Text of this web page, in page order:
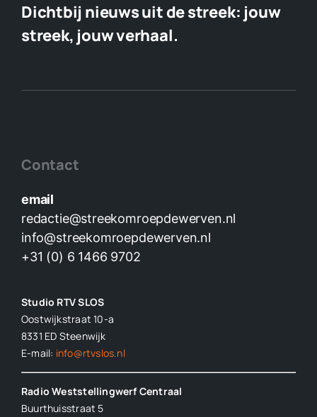
Dichtbij nieuws uit de streek: jouw
streek, jouw verhaal.
Contact
email
redactie@streekomroepdewerven.nl
info@streekomroepdewerven.nl
+31 (0) 6 1466 9702
Studio RTV SLOS
Oostwijkstraat 10-a
8331 ED Steenwijk
E-mail: info@rtvslos.nl
Radio Weststellingwerf Centraal
Buurthuisstraat 5